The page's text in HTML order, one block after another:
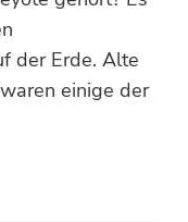
der Erde. Alte
einige der